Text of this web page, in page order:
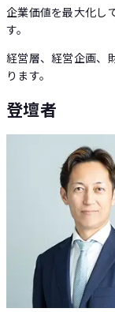
企業価値を最大化し
す。
経営層、経営企画、
ります。
登壇者